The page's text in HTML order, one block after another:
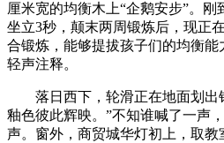
厘米宽的均衡木上“企鹅安步”。
坐立3秒，颠末两周锻炼后，现正
合锻炼，能够提拔孩子们的均衡能
轻声注释。
落日西下，轮滑正在地面划出
釉色彼此辉映。”不知谁喊了一声
声。窗外，商贸城华灯初上，取教